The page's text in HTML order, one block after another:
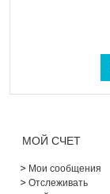
МОЙ СЧЕТ
Мои сообщения
Отслеживать